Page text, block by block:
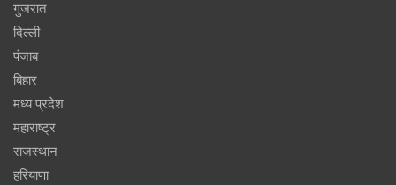
गुजरात
दिल्ली
पंजाब
बिहार
मध्य प्रदेश
महाराष्ट्र
राजस्थान
हरियाणा